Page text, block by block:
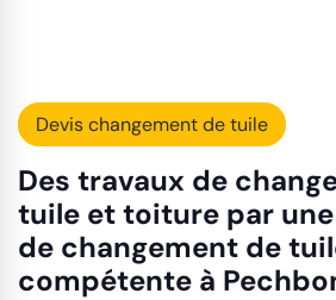
Devis changement de tuile
Des travaux de
tuile et toiture par
de changement de
compétente à